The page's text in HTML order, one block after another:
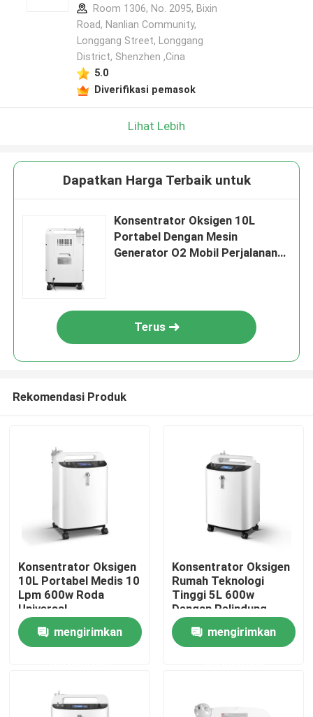
Rumah
Room 1306, No. 2095, Bixin
Road, Nanlian Community,
Longgang Street, Longgang
District, Shenzhen ,Cina
5.0
Diverifikasi pemasok
Lihat Lebih
Dapatkan Harga Terbaik untuk
Konsentrator Oksigen 10L
Portabel Dengan Mesin
Generator O2 Mobil Perjalanan
Terus
Rekomendasi Produk
Konsentrator Oksigen
10L Portabel Medis 10
Lpm 600w Roda
Universal
mengirimkan
Konsentrator Oksigen
Rumah Teknologi
Tinggi 5L 600w
Dengan Pelindung
Terlalu Panas
mengirimkan